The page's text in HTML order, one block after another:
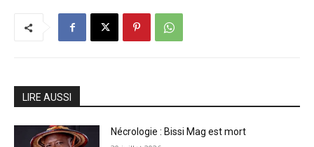
LIRE AUSSI
Nécrologie : Bissi Mag est mort